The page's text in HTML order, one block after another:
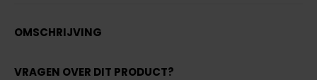
OMSCHRIJVING
VRAGEN OVER DIT PRODUCT?